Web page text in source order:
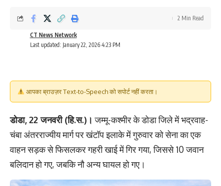
Last updated: January 22, 2026 4:23 PM
CT News Network
2 Min Read
आपका ब्राउज़र Text-to-Speech को सपोर्ट नहीं करता।
डोडा, 22 जनवरी (हि.स.)। जम्मू-कश्मीर के डोडा जिले में भद्रवाह-
चंबा अंतरराज्यीय मार्ग पर खंटॉप इलाके में गुरुवार को सेना का एक
वाहन सड़क से फिसलकर गहरी खाई में गिर गया, जिससे 10 जवान
बलिदान हो गए, जबकि नौ अन्य घायल हो गए।